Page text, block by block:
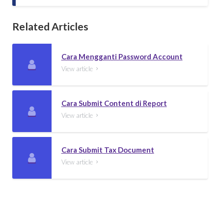
Related Articles

Cara Mengganti Password Account
View article 

Cara Submit Content di Report
View article 

Cara Submit Tax Document
View article 